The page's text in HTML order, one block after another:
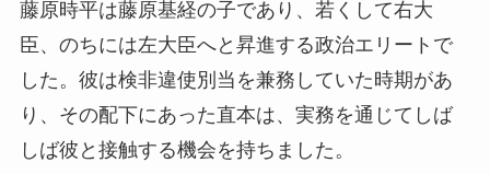
藤原時平は藤原基経の子であり、若くして右大
臣、のちには左大臣へと昇進する政治エリートで
した。彼は検非違使別当を兼務していた時期があ
り、その配下にあった直本は、実務を通じてしば
しば彼と接触する機会を持ちました。